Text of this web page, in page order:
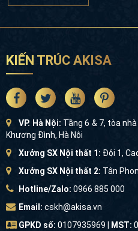
KIẾN TRÚC AKISA
VP. Hà Nội: Tầng 6 & 7, tòa
Khương Đình, Hà Nội
Xưởng SX Nội thất 1: Đội 1,
Xưởng SX Nội thất 2: Tân
Hotline/Zalo: 0966 885 000
Email: cskh@akisa.vn
GPKD số: 0107935969 | MST: